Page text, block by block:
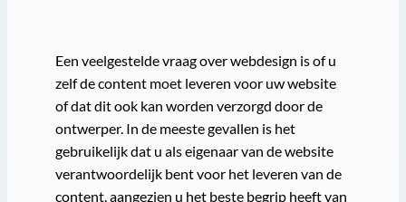
Een veelgestelde vraag over webdesign is of u
zelf de content moet leveren voor uw website
of dat dit ook kan worden verzorgd door de
ontwerper. In de meeste gevallen is het
gebruikelijk dat u als eigenaar van de website
verantwoordelijk bent voor het leveren van de
content, aangezien u het beste begrip heeft van